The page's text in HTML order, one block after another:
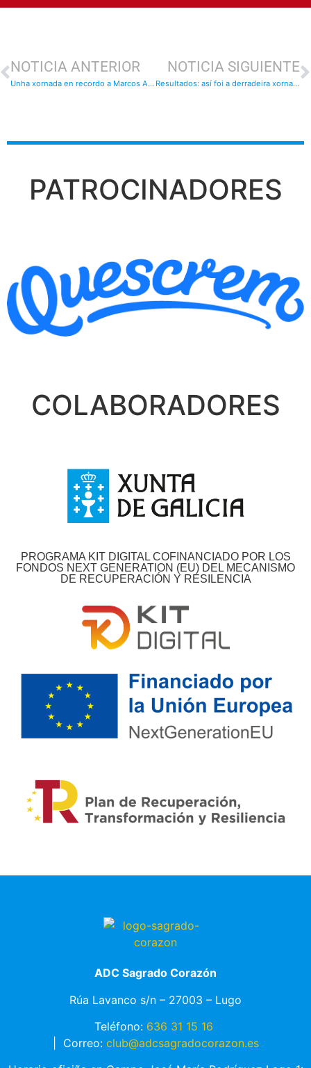
NOTICIA ANTERIOR
Unha xornada en recordo a Marcos Arias
NOTICIA SIGUIENTE
Resultados: así foi a derradeira xornada do 2024
PATROCINADORES
COLABORADORES
PROGRAMA KIT DIGITAL COFINANCIADO POR LOS
FONDOS NEXT GENERATION (EU) DEL MECANISMO
DE RECUPERACIÓN Y RESILENCIA
ADC Sagrado Corazón
Rúa Lavanco s/n – 27003 – Lugo
Teléfono: 636 31 15 16
Correo: club@adcsagradocorazon.es